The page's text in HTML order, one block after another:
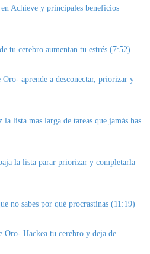
Achieve y principales beneficios
tu cerebro aumentan tu estrés (7:52)
aprende a desconectar, priorizar y
lista mas larga de tareas que jamás has
la lista parar priorizar y completarla
no sabes por qué procrastinas (11:19)
Oro- Hackea tu cerebro y deja de